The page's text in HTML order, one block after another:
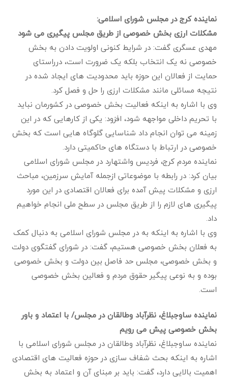
نماینده کرج در مجلس شورای اسلامی:
مشکلات ارزی بخش خصوصی از طریق مجلس پیگیری می شود
مهدی عسگری گفت: در شرایط کنونی اولویت دادن به بخش
خصوصی نه یک انتخاب بلکه یک ضرورت است، درراستای
حمایت از فعالان این حوزه باید محدودیت های ایجاد شده در
نتیجه مسائلی مانند مشکلات ارزی را حل و فصل کرد.
وی با اشاره به اینکه فعالیت بخش خصوصی در کشورمان نباید
با تحریم داخلی مواجهه شود، افزود: یکی از کارهایی که در این
زمینه می توان انجام داد شناسایی گلوگاه هایی است که بخش
خصوصی در ارتباط با دستگاه های حاکمیتی دارد.
نماینده مردم کرج، فردیس واشتهارد در مجلس شورای اسلامی
بیان کرد: در رابطه با موضوعاتی ازجمله آمایش سرزمین، مباحث
ارزی و مشکلات پیش آمده برای فعالان اقتصادی در این مورد
پیگیری های لازم را از طریق مجلس در سطح ملی انجام خواهیم
داد.
وی با اشاره به اینکه به در مجلس شورای اسلامی به دنبال کمک
به فعلان بخش خصوصی هستیم، گفت: در شورای گفتگوی دولت
و بخش خصوصی، مجلس حد فاصل بین دولت و بخش خصوصی
بوده و به نوعی پیگیر حقوق مردم و فعالین بخش خصوصی
است.
نماینده ساوجبلاغ، نظرآباد وطالقان در مجلس/ با اعتماد و باور
بخش خصوصی پیش می رویم
نماینده ساوجبلاغ، نظرآباد وطالقان در مجلس شورای اسلامی با
اشاره به اینکه بحث شفاف سازی در حوزه فعالیت های اقتصادی
اهمیت بالایی دارد، گفت: باید بر مبنای آن و اعتماد به بخش